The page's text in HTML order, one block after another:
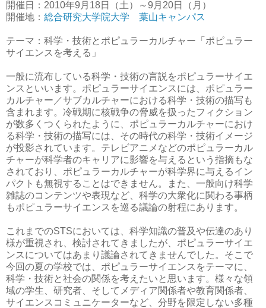
開催日：2010年9月18日（土）～9月20日（月）
開催地： 総合研究大学院大学 葉山キャンパス
テーマ：科学・技術とポピュラーカルチャー「ポピュラー
サイエンスを考える」
一般に流布している科学・技術の言説をポピュラーサイエ
ンスといいます。ポピュラーサイエンスには、ポピュラー
カルチャー／サブカルチャーにおける科学・技術の描写も
含まれます。冷戦期に核戦争の脅威を扱ったフィクション
が数多くつくられたように、ポピュラーカルチャーにおけ
る科学・技術の描写には、その時代の科学・技術イメージ
が投影されています。テレビアニメなどのポピュラーカル
チャーが科学者のキャリアに影響を与えるという指摘もな
されており、ポピュラーカルチャーが科学界に与えるイン
パクトも無視することはできません。また、一般向け科学
雑誌のコンテンツや表現など、科学の大衆化に関わる事柄
もポピュラーサイエンスを巡る議論の射程にあります。
これまでのSTSにおいては、科学知識の普及や伝達のあり
様が重視され、検討されてきましたが、ポピュラーサイエ
ンスについてはあまり議論されてきませんでした。そこで
今回の夏の学校では、ポピュラーサイエンスをテーマに、
科学・技術と社会の関係を考えたいと思います。様々な領
域の学生、研究者、そしてメディア関係者や教育関係者、
サイエンスコミュニケーターなど、分野を限定しない多種